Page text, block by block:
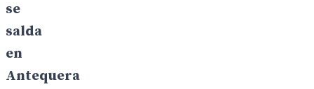
se
salda
en
Antequera